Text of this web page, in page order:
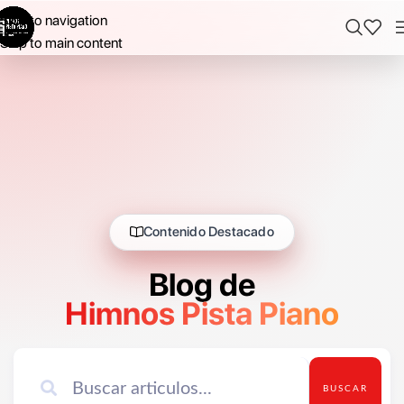
Skip to navigation
Skip to main content
Contenido Destacado
Blog de
Himnos Pista Piano
BUSCAR